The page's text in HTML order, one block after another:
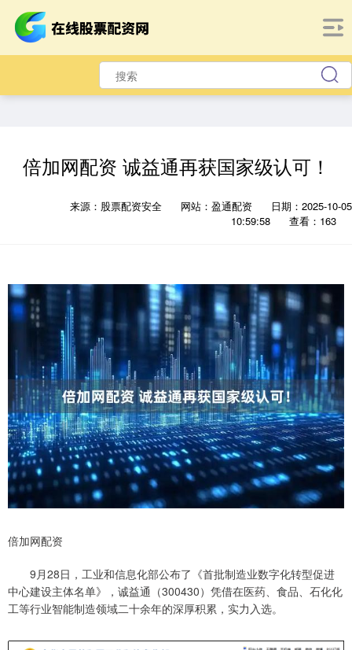
倍加网配资 诚益通再获国家级认可！
来源：股票配资安全 网站：盈通配资
日期：2025-10-05
10:59:58
查看：163
倍加网配资
9月28日，工业和信息化部公布了《首批制造业数字化转型促进
中心建设主体名单》，诚益通（300430）凭借在医药、食品、石化化
工等行业智能制造领域二十余年的深厚积累，实力入选。